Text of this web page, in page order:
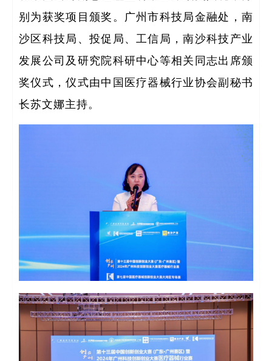
别为获奖项目颁奖。广州市科技局金融处，南
沙区科技局、投促局、工信局，南沙科技产业
发展公司及研究院科研中心等相关同志出席颁
奖仪式，仪式由中国医疗器械行业协会副秘书
长苏文娜主持。